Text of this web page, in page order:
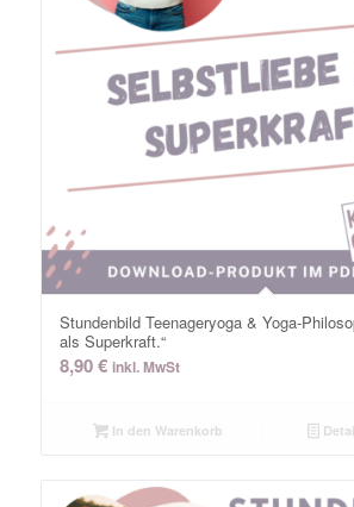
Stundenbild Teenageryoga & Yoga-
als Superkraft.“
8,90€ inkl. MwSt
In den Warenkorb